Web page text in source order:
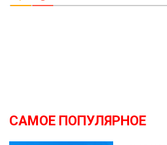
САМОЕ ПОПУЛЯРНОЕ